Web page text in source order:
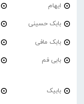
ایهام
بابک حسینی
بابک مافی
بابی فم
بابیک